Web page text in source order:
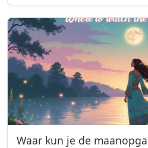
Waar kun je de